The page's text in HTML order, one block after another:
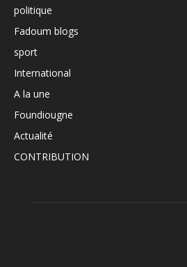
politique
Fadoum blogs
sport
International
A la une
Foundiougne
Actualité
CONTRIBUTION